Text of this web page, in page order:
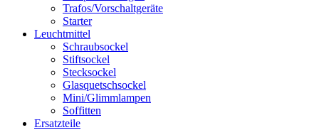
Trafos/Vorschaltgeräte
Starter
Leuchtmittel
Schraubsockel
Stiftsockel
Stecksockel
Glasquetschsockel
Mini/Glimmlampen
Soffitten
Ersatzteile